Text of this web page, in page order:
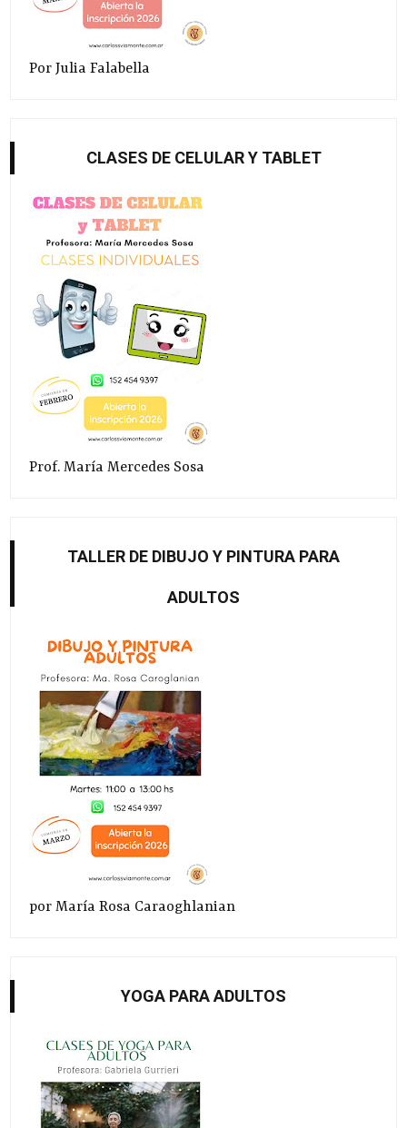
Por Julia Falabella
CLASES DE CELULAR Y TABLET
Prof. María Mercedes Sosa
TALLER DE DIBUJO Y PINTURA PARA
ADULTOS
por María Rosa Caraoghlanian
YOGA PARA ADULTOS